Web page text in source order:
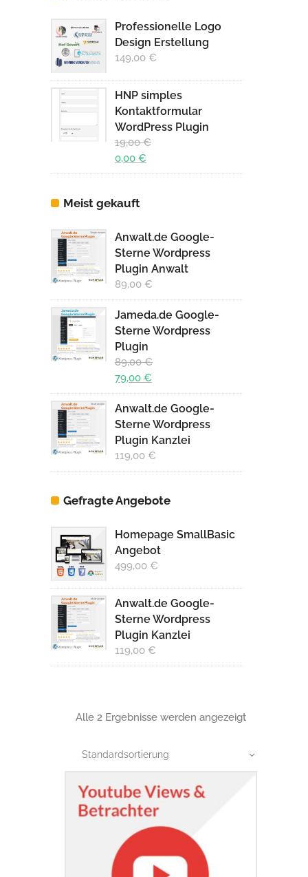
Professionelle Logo
Design Erstellung
149,00 €
HNP simples
Kontaktformular
WordPress Plugin
19,00€
Ursprünglicher
Preis
19,00 €
0,00 €
Aktueller
ist:
Meist gekauft
Anwalt.de Google-
Sterne Wordpress
Plugin Anwalt
89,00 €
Jameda.de Google-
Sterne Wordpress
Plugin
89,00€
Ursprünglicher
Preis
war:
89,00 €
79,00 €
Aktueller
Preis
ist:
79,00 €.
Anwalt.de Google-
Sterne Wordpress
Plugin Kanzlei
119,00 €
Gefragte Angebote
Homepage SmallBasic
Angebot
499,00 €
Anwalt.de Google-
Sterne Wordpress
Plugin Kanzlei
119,00 €
Alle 2 Ergebnisse werden angezeigt
Standardsortierung